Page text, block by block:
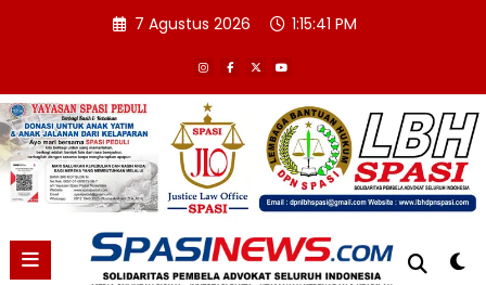
7 Agustus 2026 1:15:42 PM